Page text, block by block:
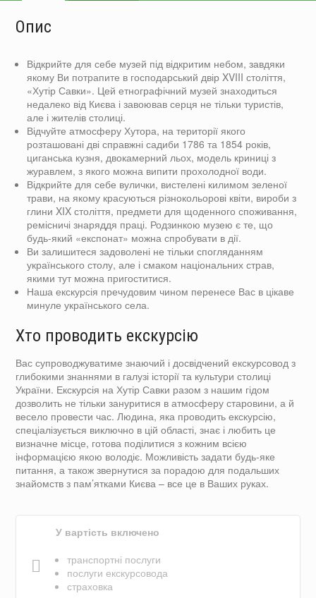
Опис
Відкрийте для себе музей під відкритим небом, завдяки
якому Ви потрапите в господарський двір XVIII століття,
«Хутір Савки». Цей етнографічний музей знаходиться
недалеко від Києва і завоював серця не тільки туристів,
але і жителів столиці.
Відчуйте атмосферу Хутора, на території якого
розташовані дві справжні садиби 1786 та 1854 років,
циганська кузня, двокамерний льох, модель криниці з
журавлем, з якого можна випити прохолодної води.
Відкрийте для себе вулички, вистелені килимом зеленої
трави, на якому красуються різнокольорові квіти, вироби з
глини XIX століття, предмети для щоденного споживання,
ремісничі знаряддя праці. Родзинкою музею є те, що
будь-який «експонат» можна спробувати в дії.
Ви залишитеся задоволені не тільки спогляданням
українського столу, але і смаком національних страв,
якими тут можна пригоститися.
Наша екскурсія пречудовим чином перенесе Вас в цікаве
минуле українського села.
Хто проводить екскурсію
Вас супроводжуватиме знаючий і досвідчений екскурсовод з
глибокими знаннями в галузі історії та культури столиці
України. Екскурсія на Хутір Савки разом з нашим гідом
дозволить не тільки зануритися в атмосферу старовини, а й
весело провести час. Людина, яка проводить екскурсію,
спеціалізується виключно в цій області, знає і любить це
визначне місце, готова поділитися з кожним всією
інформацією якою володіє. Можливість задати будь-яке
питання, а також звернутися за порадою для подальших
знайомств з пам’ятками Києва – все це в Ваших руках.
У вартість включено
транспортні послуги
послуги екскурсовода
страховка